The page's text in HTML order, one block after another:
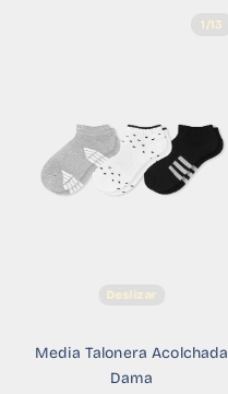
1/13
Deslizar
Media Talonera Acolchada
Dama